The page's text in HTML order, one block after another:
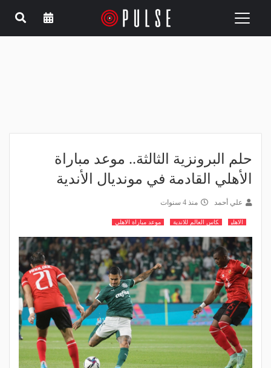
Toggle
حلم البرونزية الثالثة.. موعد مباراة
الأهلي القادمة في مونديال الأندية
علي أحمد منذ 4 سنوات
الاهلي كاس العالم للاندية موعد مباراة الاهلي